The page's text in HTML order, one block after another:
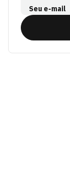
Seu e-mail